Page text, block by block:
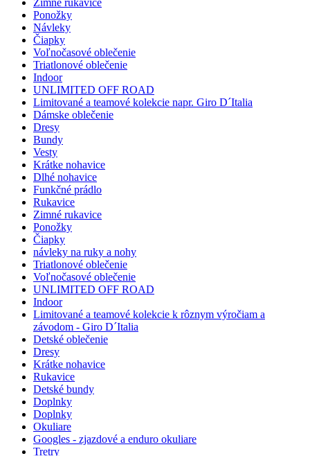
Zimné rukavice
Ponožky
Návleky
Čiapky
Voľnočasové oblečenie
Triatlonové oblečenie
Indoor
UNLIMITED OFF ROAD
Limitované a teamové kolekcie napr. Giro D´Italia
Dámske oblečenie
Dresy
Bundy
Vesty
Krátke nohavice
Dlhé nohavice
Funkčné prádlo
Rukavice
Zimné rukavice
Ponožky
Čiapky
návleky na ruky a nohy
Triatlonové oblečenie
Voľnočasové oblečenie
UNLIMITED OFF ROAD
Indoor
Limitované a teamové kolekcie k rôznym výročiam a
závodom - Giro D´Italia
Detské oblečenie
Dresy
Krátke nohavice
Rukavice
Detské bundy
Doplnky
Doplnky
Okuliare
Googles - zjazdové a enduro okuliare
Tretry